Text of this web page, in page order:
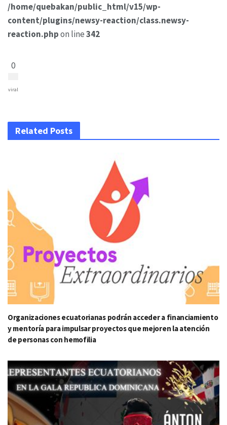
/home/quebakan/public_html/v15/wp-
content/plugins/newsy-reaction/class.newsy-
reaction.phpon line342
0
viral
Related Posts
Organizaciones ecuatorianas podrán acceder a financiamiento
y mentoría para impulsar proyectos que mejoren la atención
de personas con hemofilia